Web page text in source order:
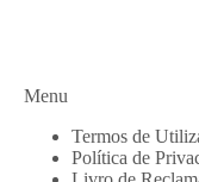
Menu
Termos de
Política de